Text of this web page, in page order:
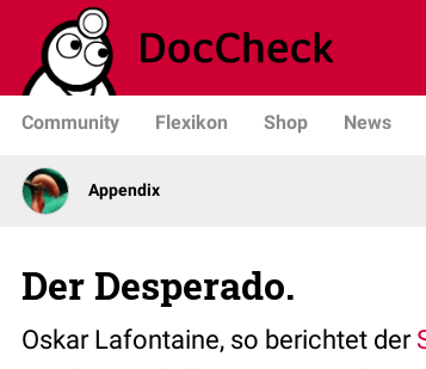
Community Flexikon Shop News
Appendix
Der Desperado.
Oskar Lafontaine, so berichtet der